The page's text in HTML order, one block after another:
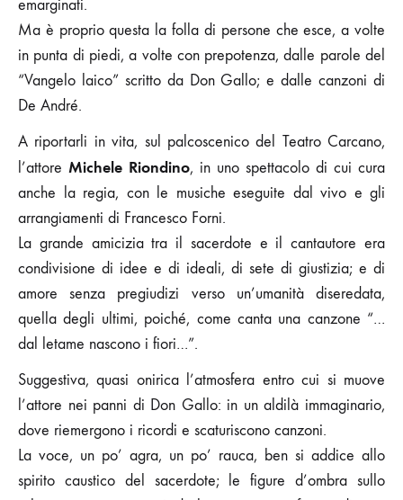
emarginati.
Ma è proprio questa la folla di persone che esce, a volte
in punta di piedi, a volte con prepotenza, dalle parole del
“Vangelo laico” scritto da Don Gallo; e dalle canzoni di
De André.
A riportarli in vita, sul palcoscenico del Teatro Carcano,
l’attore Michele Riondino, in uno spettacolo di cui cura
anche la regia, con le musiche eseguite dal vivo e gli
arrangiamenti di Francesco Forni.
La grande amicizia tra il sacerdote e il cantautore era
condivisione di idee e di ideali, di sete di giustizia; e di
amore senza pregiudizi verso un’umanità diseredata,
quella degli ultimi, poiché, come canta una canzone “…
dal letame nascono i fiori…”.
Suggestiva, quasi onirica l’atmosfera entro cui si muove
l’attore nei panni di Don Gallo: in un aldilà immaginario,
dove riemergono i ricordi e scaturiscono canzoni.
La voce, un po’ agra, un po’ rauca, ben si addice allo
spirito caustico del sacerdote; le figure d’ombra sullo